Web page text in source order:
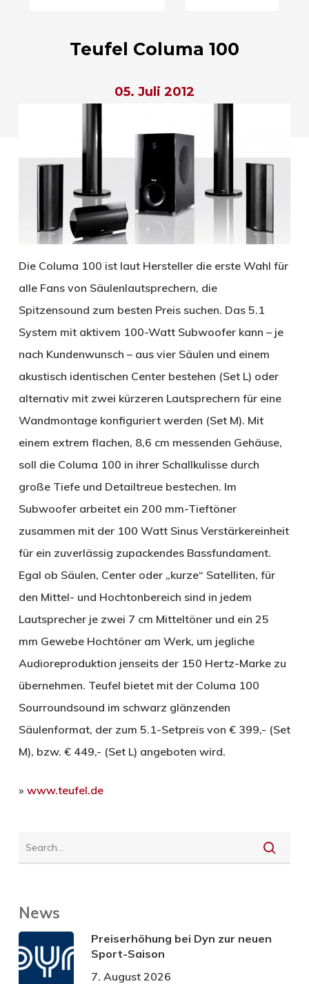
Teufel Columa 100
05. Juli 2012
Die Columa 100 ist laut Hersteller die erste Wahl für
alle Fans von Säulenlautsprechern, die
Spitzensound zum besten Preis suchen. Das 5.1
System mit aktivem 100-Watt Subwoofer kann – je
nach Kundenwunsch – aus vier Säulen und einem
akustisch identischen Center bestehen (Set L) oder
alternativ mit zwei kürzeren Lautsprechern für eine
Wandmontage konfiguriert werden (Set M). Mit
einem extrem flachen, 8,6 cm messenden Gehäuse,
soll die Columa 100 in ihrer Schallkulisse durch
große Tiefe und Detailtreue bestechen. Im
Subwoofer arbeitet ein 200 mm-Tieftöner
zusammen mit der 100 Watt Sinus Verstärkereinheit
für ein zuverlässig zupackendes Bassfundament.
Egal ob Säulen, Center oder „kurze“ Satelliten, für
den Mittel- und Hochtonbereich sind in jedem
Lautsprecher je zwei 7 cm Mitteltöner und ein 25
mm Gewebe Hochtöner am Werk, um jegliche
Audioreproduktion jenseits der 150 Hertz-Marke zu
übernehmen. Teufel bietet mit der Columa 100
Sourroundsound im schwarz glänzenden
Säulenformat, der zum 5.1-Setpreis von € 399,- (Set
M), bzw. € 449,- (Set L) angeboten wird.
» www.teufel.de
News
Preiserhöhung bei Dyn zur neuen
Sport-Saison
7. August 2026